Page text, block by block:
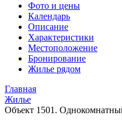
Фото и цены
Календарь
Описание
Характеристики
Местоположение
Бронирование
Жилье рядом
Главная
Жилье
Объект 1501.